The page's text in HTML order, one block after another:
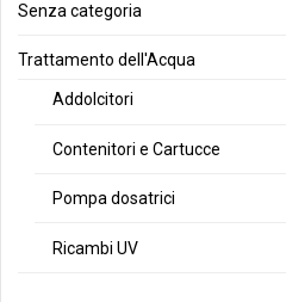
Senza categoria
Trattamento dell'Acqua
Addolcitori
Contenitori e Cartucce
Pompa dosatrici
Ricambi UV